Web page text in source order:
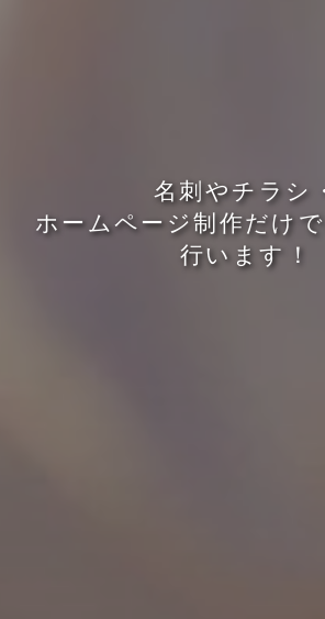
名 刺 やチ ラ シ
ホ ー ムペ ー ジ制 作だけ で
行い ます ！